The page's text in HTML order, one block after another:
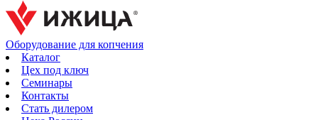
Оборудование для копчения
Каталог
Цех под ключ
Семинары
Контакты
Стать дилером